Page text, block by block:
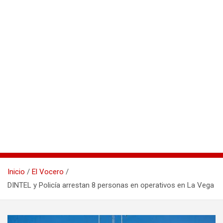
Inicio
El Vocero
DINTEL y Policía arrestan 8 personas en operativos en La Vega